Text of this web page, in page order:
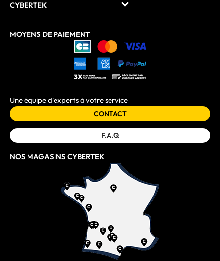
CYBERTEK
MOYENS DE PAIEMENT
Une équipe d'experts à votre service
CONTACT
F.A.Q
NOS MAGASINS CYBERTEK